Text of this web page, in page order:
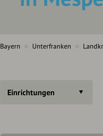
Bayern Unterfranken
Einrichtungen